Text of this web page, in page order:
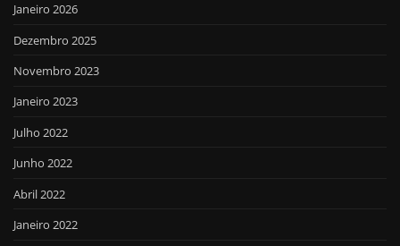
Janeiro 2026
Dezembro 2025
Novembro 2023
Janeiro 2023
Julho 2022
Junho 2022
Abril 2022
Janeiro 2022